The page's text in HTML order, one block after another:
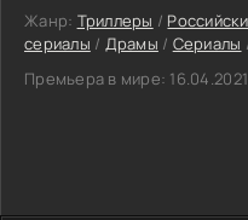
Жанр: Триллеры /
сериалы / Драмы / Сериалы
Премьера в мире: 16.04.2021